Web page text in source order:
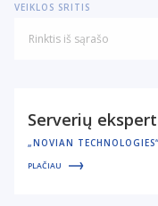
VEIKLOS SRITIS
Rinktis iš sąrašo
Serverių
„NOVIAN TECHNOLOGIES“
PLAČIAU